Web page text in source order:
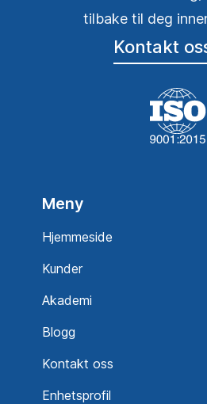
tilbake til deg
Kontakt
Meny
Hjemmeside
Kunder
Akademi
Blogg
Kontakt oss
Enhetsprofil